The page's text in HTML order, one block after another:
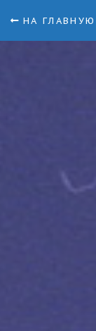
НА ГЛАВНУЮ